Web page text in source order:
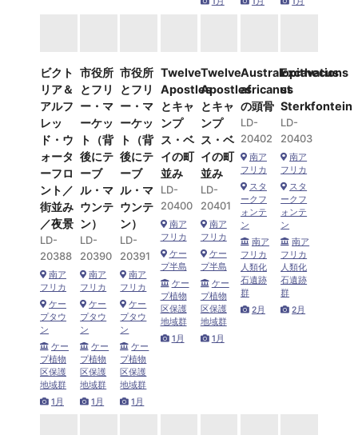
ビクト
リア＆
アルフ
レッ
ド・ウ
ォータ
ーフロ
ント／
街並み
／夜景
LD-
20388
南ア
フリカ
ケー
プタウ
ン
ケー
プ植物
区保護
地域群
1月
市役所
とフリ
ー・マ
ーケッ
ト（背
後にテ
ーブ
ル・マ
ウンテ
ン）
LD-
20390
南ア
フリカ
ケー
プタウ
ン
ケー
プ植物
区保護
地域群
1月
市役所
とフリ
ー・マ
ーケッ
ト（背
後にテ
ーブ
ル・マ
ウンテ
ン）
LD-
20391
南ア
フリカ
ケー
プタウ
ン
ケー
プ植物
区保護
地域群
1月
Twelve
Apostles
とキャ
ンプ
ス・ベ
イの町
並み
LD-
20400
南ア
フリカ
ケー
プ半島
ケー
プ植物
区保護
地域群
1月
Twelve
Apostles
とキャ
ンプ
ス・ベ
イの町
並み
LD-
20401
南ア
フリカ
ケー
プ半島
ケー
プ植物
区保護
地域群
1月
Australopithecus
africanus
の頭骨
LD-
20402
南ア
フリカ
スタ
ークフ
ォンテ
ン
南ア
フリカ
人類化
石遺跡
群
2月
Excavations
st
Sterkfontein
LD-
20403
南ア
フリカ
スタ
ークフ
ォンテ
ン
南ア
フリカ
人類化
石遺跡
群
2月